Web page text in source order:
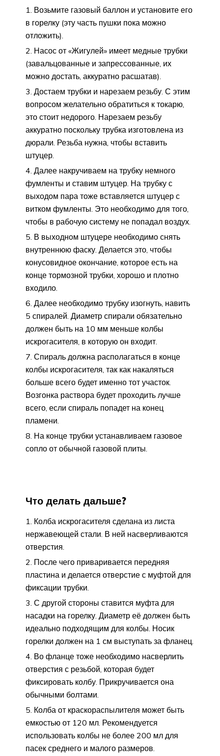
Возьмите газовый баллон и установите его
в горелку (эту часть пушки пока можно
отложить).
Насос от «Жигулей» имеет медные трубки
(завальцованные и запрессованные, их
можно достать, аккуратно расшатав).
Достаем трубки и нарезаем резьбу. С этим
вопросом желательно обратиться к токарю,
это стоит недорого. Нарезаем резьбу
аккуратно поскольку трубка изготовлена из
дюрали. Резьба нужна, чтобы вставить
штуцер.
Далее накручиваем на трубку немного
фумленты и ставим штуцер. На трубку с
выходом пара тоже вставляется штуцер с
витком фумленты. Это необходимо для того,
чтобы в рабочую систему не попадал воздух.
В выходном штуцере необходимо снять
внутреннюю фаску. Делается это, чтобы
конусовидное окончание, которое есть на
конце тормозной трубки, хорошо и плотно
входило.
Далее необходимо трубку изогнуть, навить
5 спиралей. Диаметр спирали обязательно
должен быть на 10 мм меньше колбы
искрогасителя, в которую он входит.
Спираль должна располагаться в конце
колбы искрогасителя, так как накаляться
больше всего будет именно тот участок.
Возгонка раствора будет проходить лучше
всего, если спираль попадет на конец
пламени.
На конце трубки устанавливаем газовое
сопло от обычной газовой плиты.
Что делать дальше?
Колба искрогасителя сделана из листа
нержавеющей стали. В ней насверливаются
отверстия.
После чего приваривается передняя
пластина и делается отверстие с муфтой для
фиксации трубки.
С другой стороны ставится муфта для
насадки на горелку. Диаметр её должен быть
идеально подходящим для колбы. Носик
горелки должен на 1 см выступать за фланец.
Во фланце тоже необходимо насверлить
отверстия с резьбой, которая будет
фиксировать колбу. Прикручивается она
обычными болтами.
Колба от краскораспылителя может быть
емкостью от 120 мл. Рекомендуется
использовать колбы не более 200 мл для
пасек среднего и малого размеров.